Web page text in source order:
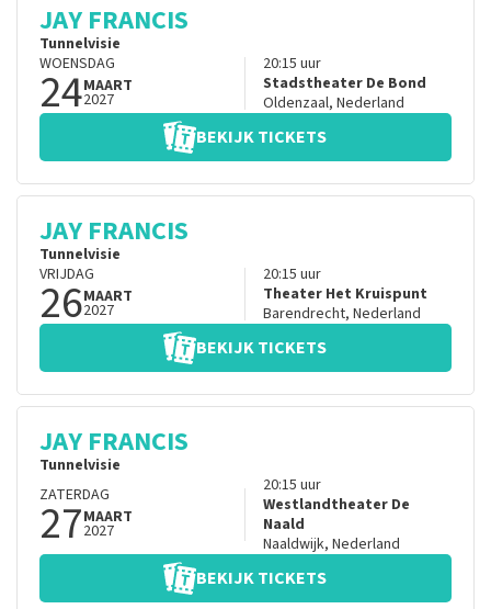
JAY FRANCIS
Tunnelvisie
WOENSDAG
24MAART
2027
20:15 uur
Stadstheater De Bond
Oldenzaal, Nederland
BEKIJK TICKETS
JAY FRANCIS
Tunnelvisie
VRIJDAG
26MAART
2027
20:15 uur
Theater Het Kruispunt
Barendrecht, Nederland
BEKIJK TICKETS
JAY FRANCIS
Tunnelvisie
ZATERDAG
27MAART
2027
20:15 uur
Westlandtheater De
Naald
Naaldwijk, Nederland
BEKIJK TICKETS